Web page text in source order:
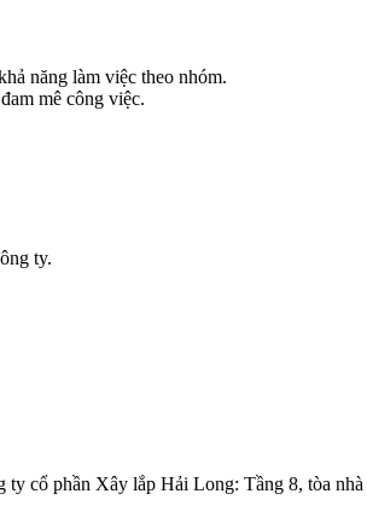
năng làm việc theo nhóm.
mê công việc.
ty.
cổ phần Xây lắp Hải Long: Tầng 8, tòa